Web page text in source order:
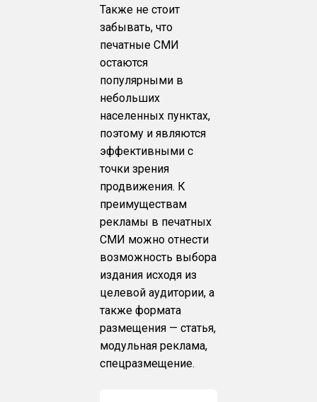
Также не стоит
забывать, что
печатные СМИ
остаются
популярными в
небольших
населенных пунктах,
поэтому и являются
эффективными с
точки зрения
продвижения. К
преимуществам
рекламы в печатных
СМИ можно отнести
возможность выбора
издания исходя из
целевой аудитории, а
также формата
размещения — статья,
модульная реклама,
спецразмещение.